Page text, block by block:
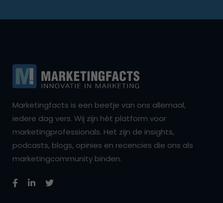
Marketingfacts is een beetje van ons allemaal,
iedere dag vers. Wij zijn hét platform voor
marketingprofessionals. Het zijn de insights,
podcasts, blogs, opinies en recencies die ons als
marketingcommunity binden.